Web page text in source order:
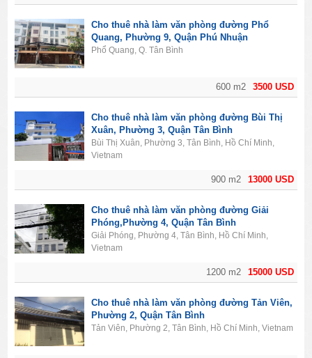
3500 USD
600 m2
Cho thuê nhà làm văn phòng đường Phổ
Quang, Phường 9, Quận Phú Nhuận
Phổ Quang, Q. Tân Bình
13000 USD
900 m2
Cho thuê nhà làm văn phòng đường Bùi Thị
Xuân, Phường 3, Quận Tân Bình
Bùi Thị Xuân, Phường 3, Tân Bình, Hồ Chí Minh,
Vietnam
15000 USD
1200 m2
Cho thuê nhà làm văn phòng đường Giải
Phóng,Phường 4, Quận Tân Bình
Giải Phóng, Phường 4, Tân Bình, Hồ Chí Minh,
Vietnam
Cho thuê nhà làm văn phòng đường Tản Viên,
Phường 2, Quận Tân Bình
Tản Viên, Phường 2, Tân Bình, Hồ Chí Minh, Vietnam